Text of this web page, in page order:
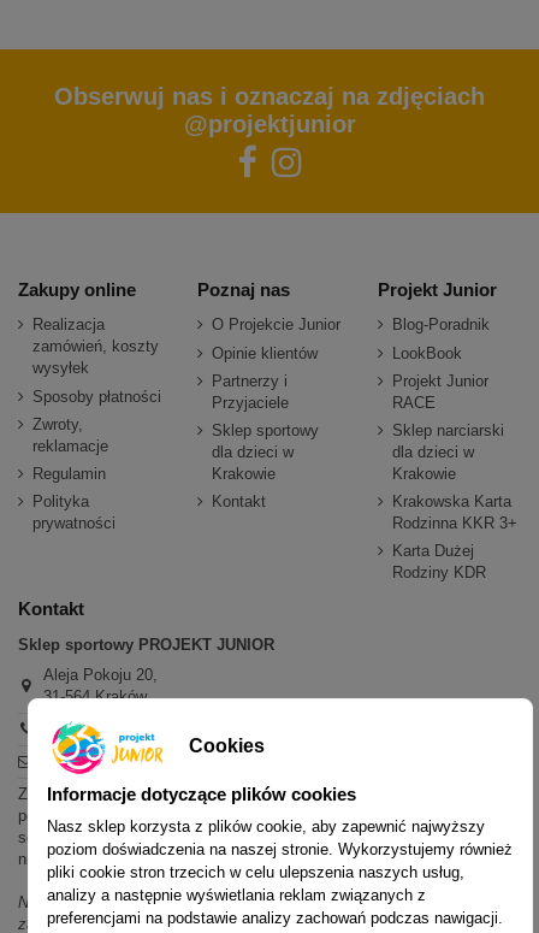
Obserwuj nas i oznaczaj na zdjęciach
@projektjunior
Zakupy online
Realizacja
zamówień, koszty
wysyłek
Sposoby płatności
Zwroty,
reklamacje
Regulamin
Polityka
prywatności
Poznaj nas
O Projekcie Junior
Opinie klientów
Partnerzy i
Przyjaciele
Sklep sportowy
dla dzieci w
Krakowie
Kontakt
Projekt Junior
Blog-Poradnik
LookBook
Projekt Junior
RACE
Sklep narciarski
dla dzieci w
Krakowie
Krakowska Karta
Rodzinna KKR 3+
Karta Dużej
Rodziny KDR
Kontakt
Sklep sportowy PROJEKT JUNIOR
Aleja Pokoju 20,
31-564 Kraków
+48 600 779 897
sklep@projektjunior.pl
Zapraszamy do sklepu stacjonarnego:
poniedziałek - piątek: 11.00-19.00
sobota: 10.00-14.00
niedziela (każda): nieczynne
Nie odpowiadamy na wiadomości SMS. W sprawach dotyczących
zamówień i oferty prosimy o kontakt mailowy, telefoniczny lub przez
Cookies
Informacje dotyczące plików cookies
Nasz sklep korzysta z plików cookie, aby zapewnić najwyższy
poziom doświadczenia na naszej stronie. Wykorzystujemy również
pliki cookie stron trzecich w celu ulepszenia naszych usług,
analizy a następnie wyświetlania reklam związanych z
preferencjami na podstawie analizy zachowań podczas nawigacji.